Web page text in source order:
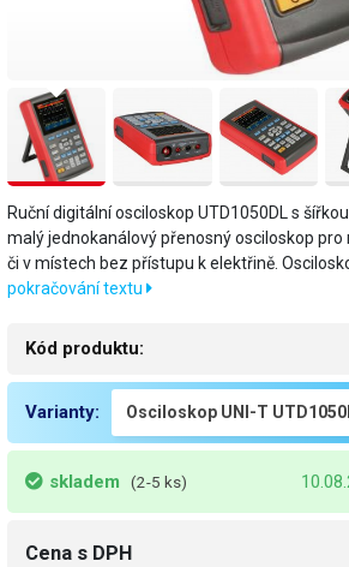
Ruční digitální osciloskop UTD1050DL s
malý jednokanálový přenosný osciloskop pro
či v místech bez přístupu k elektřině.
pokračování textu
Kód produktu:
Varianty:
skladem (2-5 ks)
Cena s DPH